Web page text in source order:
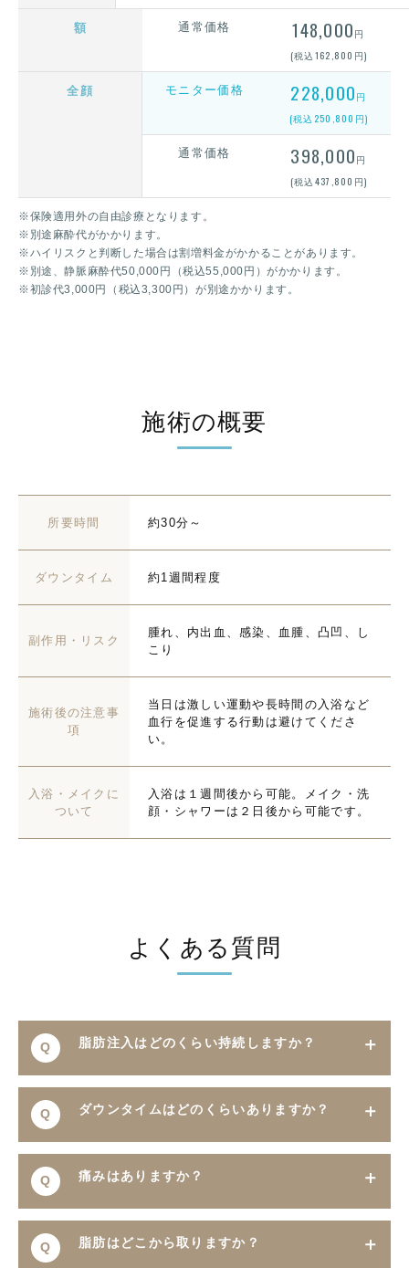
額 通常価格 148,000 円
(税込162,800円)
全顔 モニター価格 228,000 円
(税込250,800円)
通常価格 398,000 円
(税込437,800円)
※保険適用外の自由診療となります。
※別途麻酔代がかかります。
※ハイリスクと判断した場合は割増料金がかかることがあります。
※別途、静脈麻酔代50,000円（税込55,000円）がかかります。
※初診代3,000円（税込3,300円）が別途かかります。
施術の概要
所要時間 約30分～
ダウンタイム 約1週間程度
副作用・リスク
腫れ、内出血、感染、血腫、凸凹、し
こり
施術後の注意事
項
当日は激しい運動や長時間の入浴など
血行を促進する行動は避けてくださ
い。
入浴・メイクに
ついて
入浴は１週間後から可能。メイク・洗
顔・シャワーは２日後から可能です。
よくある質問
Q 脂肪注入はどのくらい持続しますか？
A
す。ただし、個人差があり、注入後に一部吸収さ
Q ダウンタイムはどのくらいありますか？
A
ますが、日常生活はほぼ支障なく過ごせます。
Q 痛みはありますか？
A
ません。術後も軽い痛みや違和感がある程度で
Q 脂肪はどこから取りますか？